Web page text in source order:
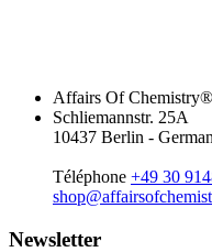
Affairs Of Chemistry®
Schliemannstr. 25A
10437 Berlin -
Téléphone +49 30
Newsletter